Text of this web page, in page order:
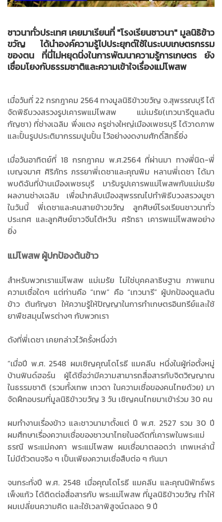
ชาวนาทั่วประเทศ เคยมาเรียนที่ "โรงเรียนชาวนา" มูลนิธิข้าว
ขวัญ ได้นำองค์ความรู้ไปประยุกต์ใช้ในระบบเกษตรกรรม
ของตน ที่นี่ไม่หยุดนิ่งในการพัฒนาความรู้การเกษตร ยัง
เชื่อมโยงกับธรรมชาติและความเข้าใจเรื่องแม่โพสพ
เมื่อวันที่ 22 กรกฎาคม 2564 ทางมูลนิธิข้าวขวัญ จ.สุพรรณบุรี ได้
จัดพิธีบวงสรวงรูปเคารพแม่โพสพ แม่เมรัย(เทวนารีดูแลต้น
กัญชา) ที่ช่างเฉลิม พึ่งแตง ครูช่างใหญ่เมืองเพชรบุรี ได้วาดภาพ
และปั้นรูปประติมากรรมปูนปั้น ไว้อย่างงดงามศักดิ์สิทธิ์ยิ่ง
เมื่อวันอาทิตย์ที่ 18 กรกฎาคม พ.ศ.2564 ที่ผ่านมา ทางพี่นิด-พี่
เบญจมาศ ศิริภัทร ภรรยาพี่เดชาและคุณพิม หลานพี่เดชา ได้มา
พบดิฉันที่บ้านเมืองเพชรบุรี มารับรูปเคารพแม่โพสพกับแม่เมรัย
ผลงานช่างเฉลิม เพื่อนำกลับเมืองสุพรรณไปทำพิธีบวงสรวงบูชา
ในวันนี้ พี่เดชาและคนสายข้าวขวัญ ลูกศิษย์โรงเรียนชาวนาทั่ว
ประเทศ และลูกศิษย์ชาวจีนไต้หวัน ศรัทธา เคารพแม่โพสพอย่าง
ยิ่ง
แม่โพสพ ผู้ปกป้องต้นข้าว
สำหรับพวกเราแม่โพสพ แม่เมรัย ไม่ใช่บุคคลาธิษฐาน ภาพแทน
ความเชื่อใดๆ แต่ท่านคือ “เทพ” คือ “เทวนารี” ผู้ปกป้องดูแลต้น
ข้าว ต้นกัญชา ให้ความรู้ให้ปัญญาในการทำเกษตรอินทรีย์และใช้
ยาพืชสมุนไพรต่างๆ กับพวกเรา
ดังที่พี่เดชา เคยกล่าวไว้ครั้งหนึ่งว่า
“เมื่อปี พ.ศ. 2548 ผมเชิญคุณโดโรธี แมคลีน หนึ่งในผู้ก่อตั้งหมู่
บ้านฟินด์ฮอร์น ผู้ได้ชื่อว่ามีความสามารถสื่อสารกับจิตวิญญาณ
ในธรรมชาติ (รวมทั้งเทพ เทวดา ในความเชื่อของคนไทยด้วย) มา
จัดฝึกอบรมที่มูลนิธิข้าวขวัญ 3 วัน เชิญคนไทยมาเข้าร่วม 30 คน
ผมทำงานเรื่องข้าว และชาวนามาตั้งแต่ ปี พ.ศ. 2527 รวม 30 ปี
ผมศึกษาเรื่องความเชื่อของชาวนาไทยในอดีตที่เคารพในพระแม่
ธรณี พระแม่คงคา พระแม่โพสพ ผมเชื่อมาตลอดว่า เทพเหล่านี้
ไม่มีตัวตนจริง ๆ เป็นเพียงความเชื่อสืบต่อ ๆ กันมา
จนกระทั่งปี พ.ศ. 2548 เมื่อคุณโดโรธี แมคลีน และคุณนิพัทธ์พร
เพ็งแก้ว ได้ติดต่อสื่อสารกับ พระแม่โพสพ ที่มูลนิธิข้าวขวัญ ทำให้
ผมเปลี่ยนความคิด และใช้เวลาพิสูจน์ตลอด 9 ปี